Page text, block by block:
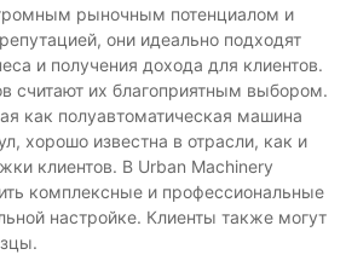
рыночным потенциалом и
они идеально подходят
и получения дохода для клиентов.
считают их благоприятным выбором.
как полуавтоматическая машина
хорошо известна в отрасли, как и
клиентов. В Urban Machinery
комплексные и профессиональные
настройке. Клиенты также могут